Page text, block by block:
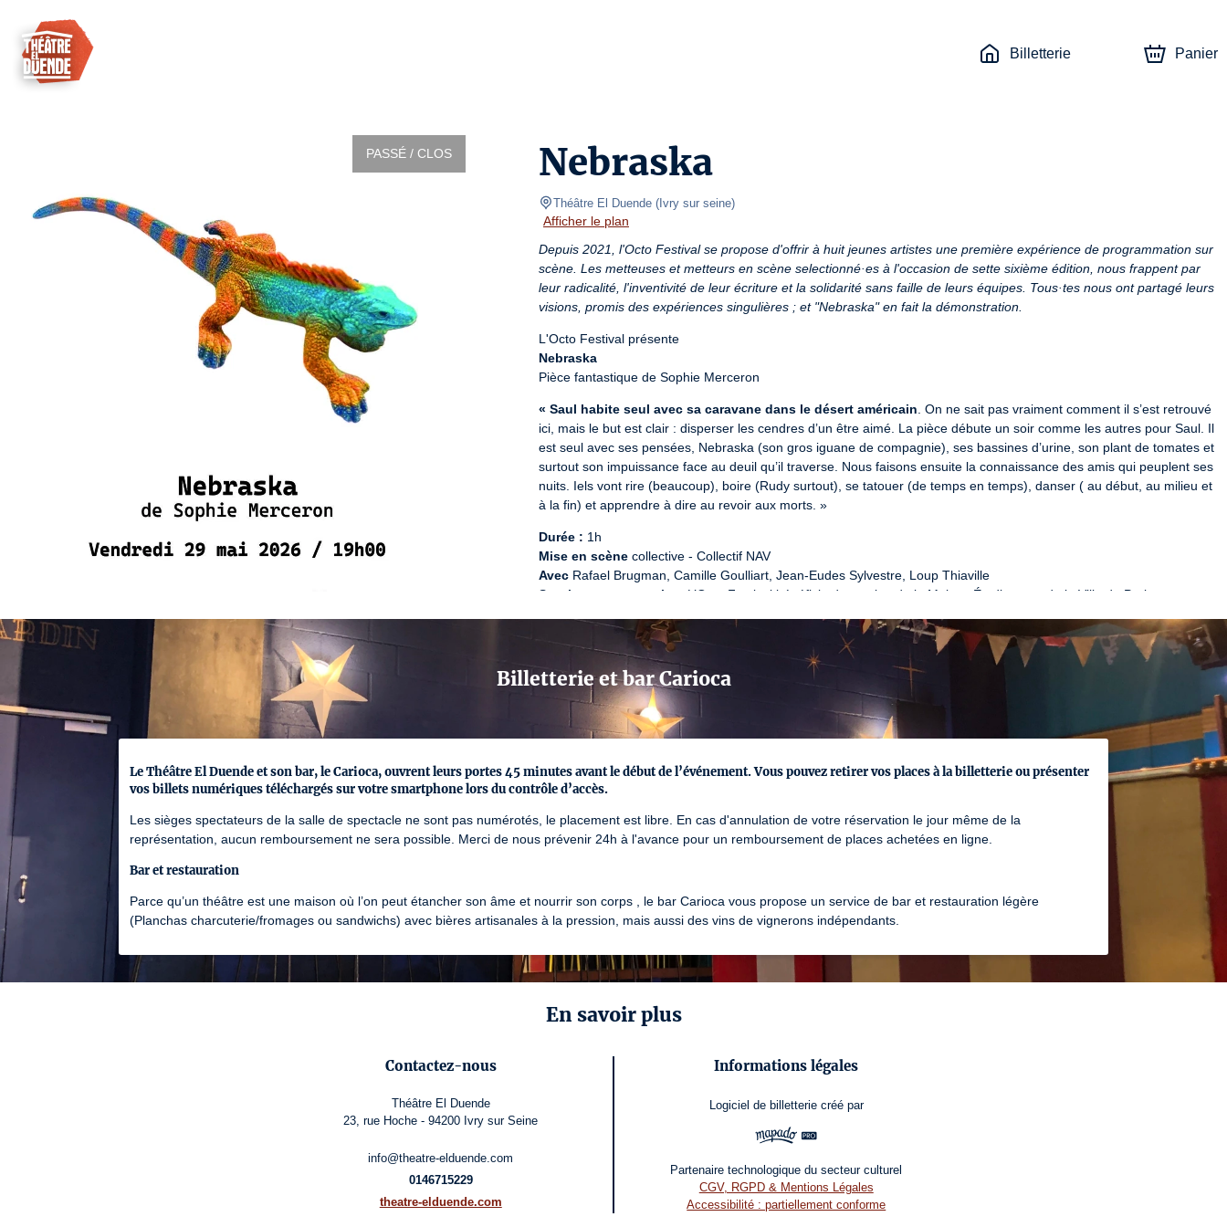
Billetterie Panier
PASSÉ / CLOS Nebraska
Théâtre El Duende ( Ivry sur seine)
Afficher le plan
Depuis 2021, l'Octo Festival se propose d'offrir à huit jeunes artistes une première expérience de programmation sur
scène. Les metteuses et metteurs en scène selectionné·es à l'occasion de sette sixième édition, nous frappent par
leur radicalité, l'inventivité de leur écriture et la solidarité sans faille de leurs équipes. Tous·tes nous ont partagé leurs
visions, promis des expériences singulières ; et "Nebraska" en fait la démonstration.
Nebraska
Pièce fantastique de Sophie Merceron
« Saul habite seul avec sa caravane dans le désert américain . On ne sait pas vraiment comment il s’est retrouvé
ici, mais le but est clair : disperser les cendres d’un être aimé. La pièce débute un soir comme les autres pour Saul. Il
est seul avec ses pensées, Nebraska (son gros iguane de compagnie), ses bassines d’urine, son plant de tomates et
surtout son impuissance face au deuil qu’il traverse. Nous faisons ensuite la connaissance des amis qui peuplent ses
nuits. Iels vont rire (beaucoup), boire (Rudy surtout), se tatouer (de temps en temps), danser ( au début, au milieu et
à la fin) et apprendre à dire au revoir aux morts. »
Durée :
Mise en scène
Avec
Soutiens et partenaires
L’Octo Festival bénéficie du soutien de la Maison Étudiante et de la Ville de Paris.
Depuis 2024, l’Octo Festival est établi au Théâtre El Duende. Ce projet remercie Isabelle Mestre, professeure au
conservatoire du 19e, pour son accompagnement.
Numéro de licence : 1/ 107 2045
Billetterie et bar Carioca
Le Théâtre El Duende et son bar, le Carioca, ouvrent leurs portes 45 minutes avant le début de l’événement. Vous pouvez retirer vos places à la billetterie ou présenter
vos billets numériques téléchargés sur votre smartphone lors du contrôle d’accès.
Les sièges spectateurs de la salle de spectacle ne sont pas numérotés, le placement est libre. En cas d'annulation de votre réservation le jour même de la
représentation, aucun remboursement ne sera possible. Merci de nous prévenir 24h à l'avance pour un remboursement de places achetées en ligne.
Bar et restauration
Parce qu’un théâtre est une maison où l’on peut étancher son âme et nourrir son corps , le bar Carioca vous propose un service de bar et restauration légère
(Planchas charcuterie/fromages ou sandwichs) avec bières artisanales à la pression, mais aussi des vins de vignerons indépendants.
En savoir plus
Contactez-nous
Théâtre El Duende
23, rue Hoche - 94200 Ivry sur Seine
info@theatre-elduende.com
0146715229
theatre-elduende.com
Informations légales
Logiciel de billetterie créé par
Partenaire technologique du secteur culturel
CGV, RGPD & Mentions Légales
Accessibilité : partiellement conforme